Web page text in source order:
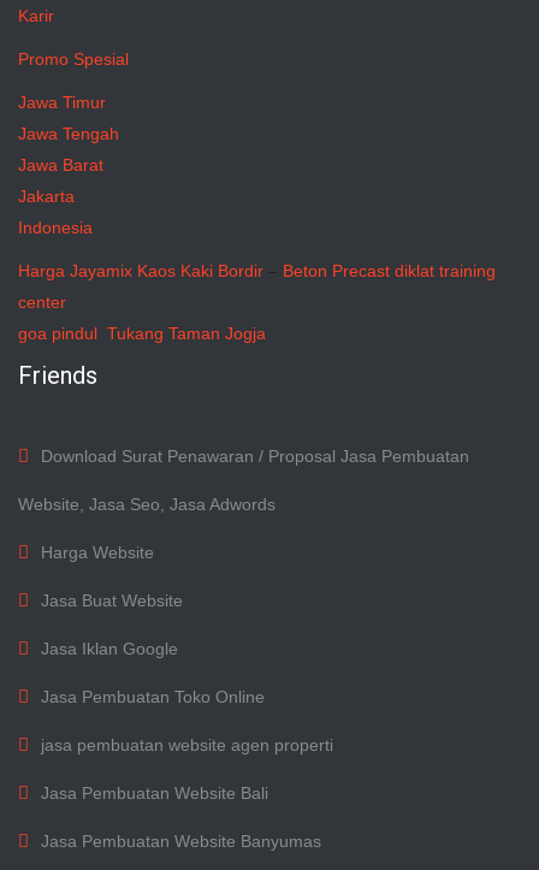
Karir
Promo Spesial
Jawa Timur
Jawa Tengah
Jawa Barat
Jakarta
Indonesia
Harga Jayamix Kaos Kaki Bordir – Beton Precast diklat training
center
goa pindul Tukang Taman Jogja
Friends
Download Surat Penawaran / Proposal Jasa Pembuatan
Website, Jasa Seo, Jasa Adwords
Harga Website
Jasa Buat Website
Jasa Iklan Google
Jasa Pembuatan Toko Online
jasa pembuatan website agen properti
Jasa Pembuatan Website Bali
Jasa Pembuatan Website Banyumas